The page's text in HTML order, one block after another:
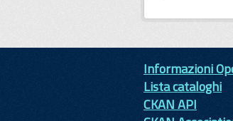
Informazioni
Lista cataloghi
CKAN API